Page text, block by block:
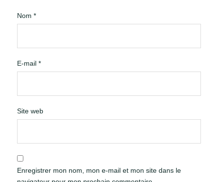
Nom *
E-mail *
Site web
Enregistrer mon nom, mon e-mail et mon site dans le